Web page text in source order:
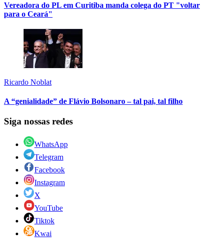
Vereadora do PL em Curitiba manda colega do PT "voltar
para o Ceará"
Ricardo Noblat
A “genialidade” de Flávio Bolsonaro – tal pai, tal filho
Siga nossas redes
WhatsApp
Telegram
Facebook
Instagram
X
YouTube
Tiktok
Kwai